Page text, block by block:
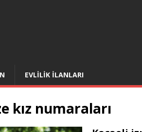
EVLILIK İLANLARI
kız numaraları